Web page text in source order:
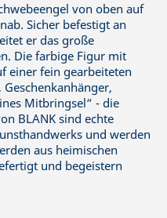
von oben auf
Sicher befestigt an
er das große
Die farbige Figur mit
einer fein gearbeiteten
Mitbringsel“ - die
BLANK sind echte
und werden
aus heimischen
und begeistern